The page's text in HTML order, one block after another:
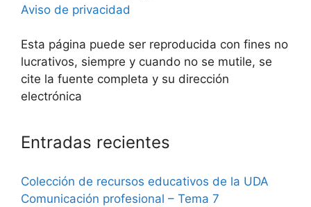
Aviso de privacidad
Esta página puede ser reproducida con fines no
lucrativos, siempre y cuando no se mutile, se
cite la fuente completa y su dirección
electrónica
Entradas recientes
Colección de recursos educativos de la UDA
Comunicación profesional – Tema 7